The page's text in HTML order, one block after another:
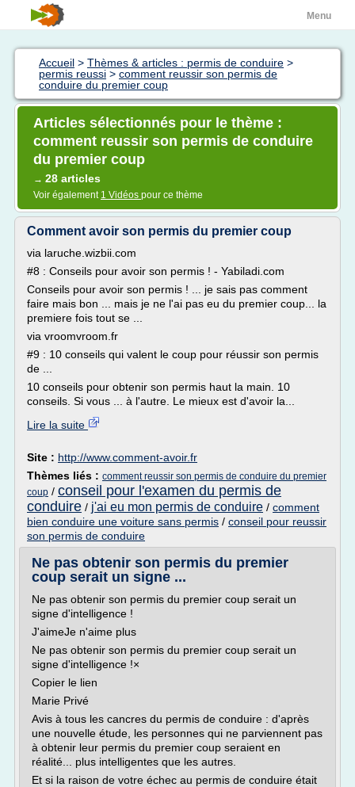
Menu
Accueil > Thèmes & articles : permis de conduire >
permis reussi > comment reussir son permis de
conduire du premier coup
Articles sélectionnés pour le thème :
comment reussir son permis de conduire
du premier coup
→ 28 articles
Voir également 1 Vidéos pour ce thème
Comment avoir son permis du premier coup
via laruche.wizbii.com
#8 : Conseils pour avoir son permis ! - Yabiladi.com
Conseils pour avoir son permis ! ... je sais pas comment
faire mais bon ... mais je ne l'ai pas eu du premier coup... la
premiere fois tout se ...
via vroomvroom.fr
#9 : 10 conseils qui valent le coup pour réussir son permis
de ...
10 conseils pour obtenir son permis haut la main. 10
conseils. Si vous ... à l'autre. Le mieux est d'avoir la...
Lire la suite
Site : http://www.comment-avoir.fr
Thèmes liés : comment reussir son permis de conduire du premier
coup / conseil pour l'examen du permis de
conduire / j'ai eu mon permis de conduire / comment
bien conduire une voiture sans permis / conseil pour reussir
son permis de conduire
Ne pas obtenir son permis du premier
coup serait un signe ...
Ne pas obtenir son permis du premier coup serait un
signe d'intelligence !
J'aimeJe n'aime plus
Ne pas obtenir son permis du premier coup serait un
signe d'intelligence !×
Copier le lien
Marie Privé
Avis à tous les cancres du permis de conduire : d'après
une nouvelle étude, les personnes qui ne parviennent pas
à obtenir leur permis du premier coup seraient en
réalité... plus intelligentes que les autres.
Et si la raison de votre échec au permis de conduire était